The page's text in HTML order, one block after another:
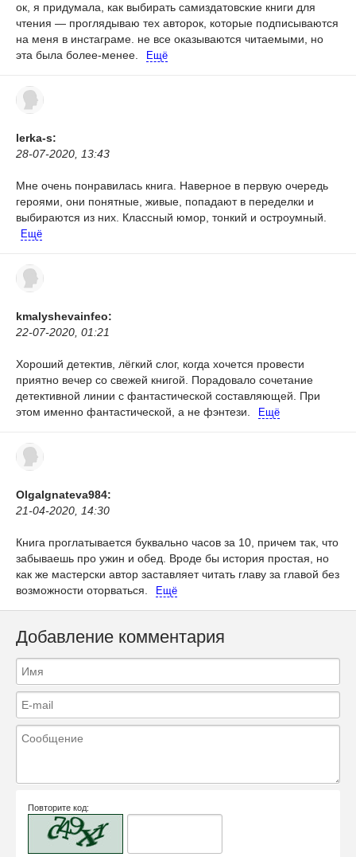
ок, я придумала, как выбирать самиздатовские книги для
чтения — проглядываю тех авторок, которые подписываются
на меня в инстаграме. не все оказываются читаемыми, но
эта была более-менее.
Ещё
lerka-s:
28-07-2020, 13:43
Мне очень понравилась книга. Наверное в первую очередь
героями, они понятные, живые, попадают в переделки и
выбираются из них. Классный юмор, тонкий и остроумный.
Ещё
kmalyshevainfeo:
22-07-2020, 01:21
Хороший детектив, лёгкий слог, когда хочется провести
приятно вечер со свежей книгой. Порадовало сочетание
детективной линии с фантастической составляющей. При
этом именно фантастической, а не фэнтези.
Ещё
OlgaIgnateva984:
21-04-2020, 14:30
Книга проглатывается буквально часов за 10, причем так, что
забываешь про ужин и обед. Вроде бы история простая, но
как же мастерски автор заставляет читать главу за главой без
возможности оторваться.
Ещё
Добавление комментария
Повторите код: